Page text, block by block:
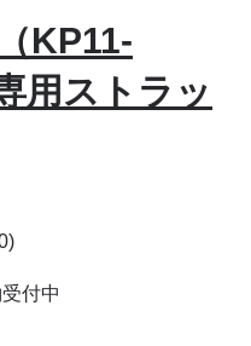
KP11-
用ストラッ
)
付中